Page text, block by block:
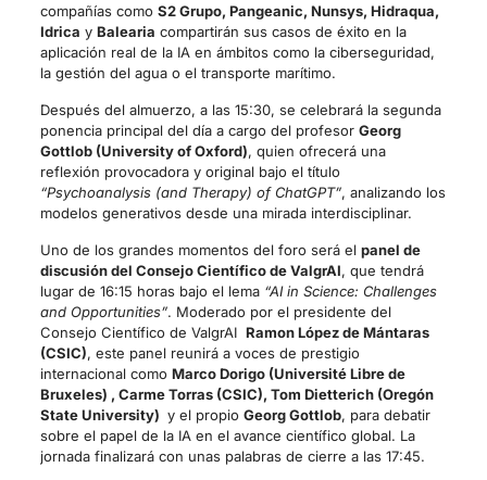
compañías como S2 Grupo, Pangeanic, Nunsys, Hidraqua,
Idrica y Balearia compartirán sus casos de éxito en la
aplicación real de la IA en ámbitos como la ciberseguridad,
la gestión del agua o el transporte marítimo.
Después del almuerzo, a las 15:30, se celebrará la segunda
ponencia principal del día a cargo del profesor Georg
Gottlob (University of Oxford), quien ofrecerá una
reflexión provocadora y original bajo el título
“Psychoanalysis (and Therapy) of ChatGPT”, analizando los
modelos generativos desde una mirada interdisciplinar.
Uno de los grandes momentos del foro será el panel de
discusión del Consejo Científico de ValgrAI, que tendrá
lugar de 16:15 horas bajo el lema “AI in Science: Challenges
and Opportunities”. Moderado por el presidente del
Consejo Científico de ValgrAI Ramon López de Mántaras
(CSIC), este panel reunirá a voces de prestigio
internacional como Marco Dorigo (Université Libre de
Bruxeles) , Carme Torras (CSIC), Tom Dietterich (Oregón
State University) y el propio Georg Gottlob, para debatir
sobre el papel de la IA en el avance científico global. La
jornada finalizará con unas palabras de cierre a las 17:45.